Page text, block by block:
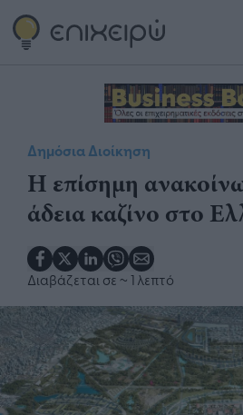
Δημόσια Διοίκηση
Η επίσημη
άδεια καζίνο στο
Διαβάζεται σε ~ 1 λεπτό